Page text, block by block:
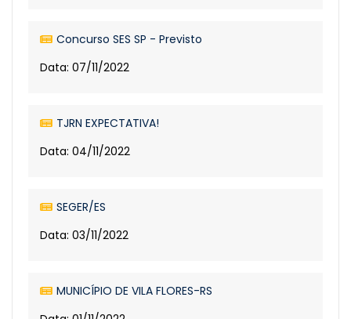
Concurso SES SP - Previsto
Data: 07/11/2022
TJRN EXPECTATIVA!
Data: 04/11/2022
SEGER/ES
Data: 03/11/2022
MUNICÍPIO DE VILA FLORES-RS